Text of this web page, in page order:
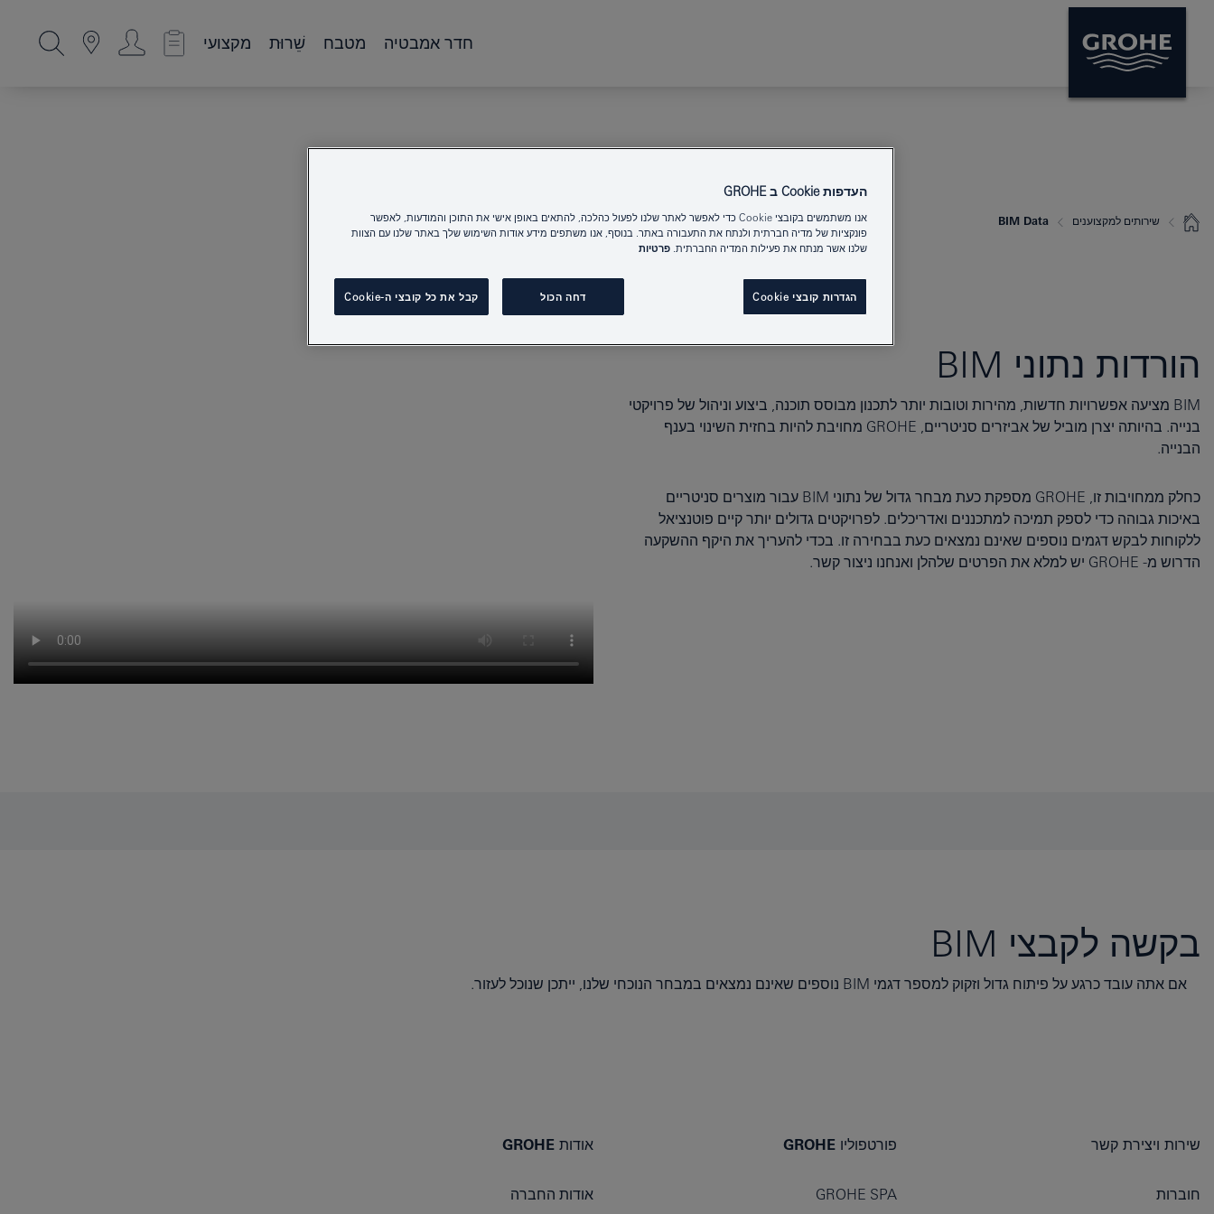
חדר אמבטיה מטבח שֵׁרוּת מקצועי
שירותים למקצוענים BIM Data
הורדות נתוני BIM
BIM מציעה אפשרויות חדשות, מהירות וטובות יותר לתכנון מבוסס תוכנה, ביצוע וניהול של פרויקטי
בנייה. בהיותה יצרן מוביל של אביזרים סניטריים, GROHE מחויבת להיות בחזית השינוי בענף
הבנייה.
כחלק ממחויבות זו, GROHE מספקת כעת מבחר גדול של נתוני BIM עבור מוצרים סניטריים
באיכות גבוהה כדי לספק תמיכה למתכננים ואדריכלים. לפרויקטים גדולים יותר קיים פוטנציאל
ללקוחות לבקש דגמים נוספים שאינם נמצאים כעת בבחירה זו. בכדי להעריך את היקף ההשקעה
הדרוש מ- GROHE יש למלא את הפרטים שלהלן ואנחנו ניצור קשר.
בקשה לקבצי BIM
אם אתה עובד כרגע על פיתוח גדול וזקוק למספר דגמי BIM נוספים שאינם נמצאים במבחר הנוכחי שלנו, ייתכן שנוכל לעזור.
שירות ויצירת קשר
חוברות
פורטפוליו GROHE
GROHE SPA
אודות GROHE
אודות החברה
העדפות Cookie ב GROHE
אנו משתמשים בקובצי Cookie כדי לאפשר לאתר שלנו לפעול כהלכה, להתאים באופן אישי את התוכן והמודעות, לאפשר
פונקציות של מדיה חברתית ולנתח את התעבורה באתר. בנוסף, אנו משתפים מידע אודות השימוש שלך באתר שלנו עם הצוות
שלנו אשר מנתח את פעילות המדיה החברתית. פרטיות
הגדרות קובצי Cookie דחה הכול קבל את כל קובצי ה-Cookie